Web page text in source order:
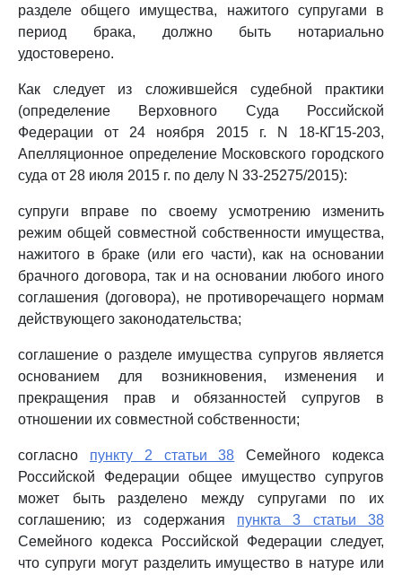
разделе общего имущества, нажитого супругами в
период брака, должно быть нотариально
удостоверено.
Как следует из сложившейся судебной практики
(определение Верховного Суда Российской
Федерации от 24 ноября 2015 г. N 18-КГ15-203,
Апелляционное определение Московского городского
суда от 28 июля 2015 г. по делу N 33-25275/2015):
супруги вправе по своему усмотрению изменить
режим общей совместной собственности имущества,
нажитого в браке (или его части), как на основании
брачного договора, так и на основании любого иного
соглашения (договора), не противоречащего нормам
действующего законодательства;
соглашение о разделе имущества супругов является
основанием для возникновения, изменения и
прекращения прав и обязанностей супругов в
отношении их совместной собственности;
согласно пункту 2 статьи 38 Семейного кодекса
Российской Федерации общее имущество супругов
может быть разделено между супругами по их
соглашению; из содержания пункта 3 статьи 38
Семейного кодекса Российской Федерации следует,
что супруги могут разделить имущество в натуре или